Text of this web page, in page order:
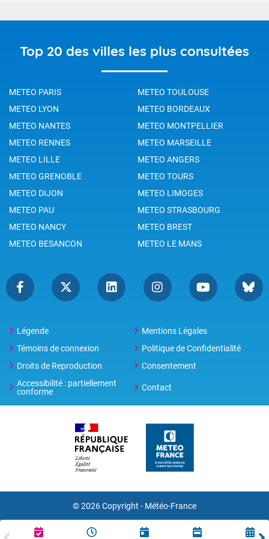
Top 20 des villes les plus consultées
METEO PARIS
METEO TOULOUSE
METEO LYON
METEO BORDEAUX
METEO NANTES
METEO MONTPELLIER
METEO RENNES
METEO MARSEILLE
METEO LILLE
METEO ANGERS
METEO GRENOBLE
METEO TOURS
METEO DIJON
METEO LIMOGES
METEO PAU
METEO STRASBOURG
METEO NANCY
METEO BREST
METEO BESANCON
METEO LE MANS
Légende
Mentions Légales
Témoins de connexion
Politique de Confidentialité
Droits de Reproduction
Consentement
Accessibilité : partiellement
conforme
Contact
© 2026 Copyright - Météo-France